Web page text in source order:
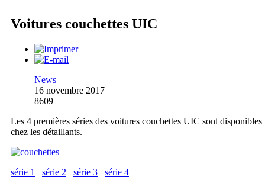
Voitures couchettes UIC
News
16 novembre 2017
8609
Les 4 premières séries des voitures couchettes UIC sont disponibles
chez les détaillants.
série 1 série 2 série 3 série 4